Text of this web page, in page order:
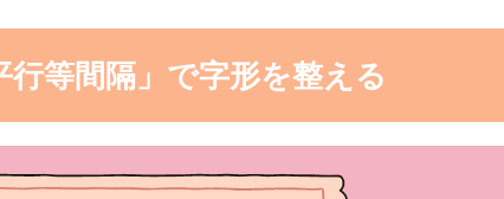
等間隔」で字形を整える